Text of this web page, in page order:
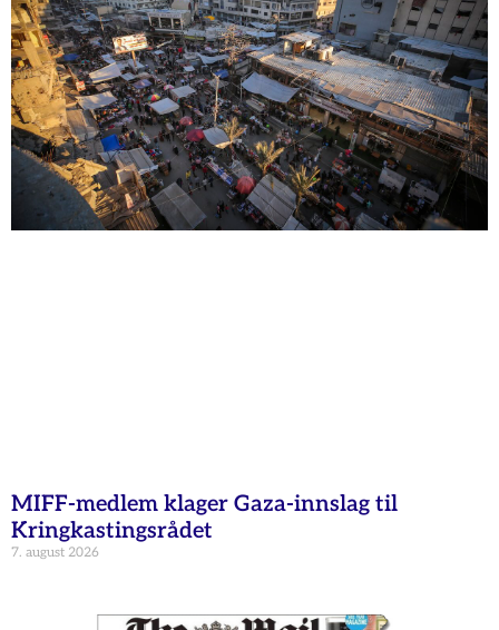
MIFF-medlem klager Gaza-innslag til
Kringkastingsrådet
7. august 2026